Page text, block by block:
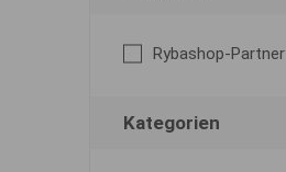
Rybashop-Partner
Kategorien